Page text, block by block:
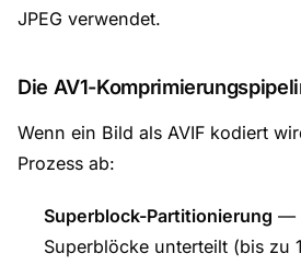
JPEG verwendet.
Die AV1-
Wenn ein Bild als AVIF kodiert
Prozess ab:
Superblock-Partitionierung —
Superblöcke unterteilt (bis zu